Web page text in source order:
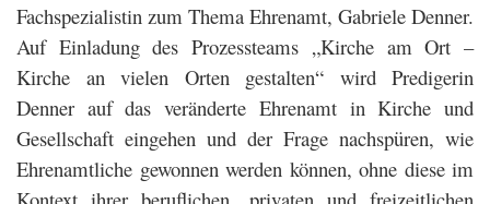
Fachspezialistin zum Thema Ehrenamt, Gabriele Denner.
Auf Einladung des Prozessteams „Kirche am Ort –
Kirche an vielen Orten gestalten“ wird Predigerin
Denner auf das veränderte Ehrenamt in Kirche und
Gesellschaft eingehen und der Frage nachspüren, wie
Ehrenamtliche gewonnen werden können, ohne diese im